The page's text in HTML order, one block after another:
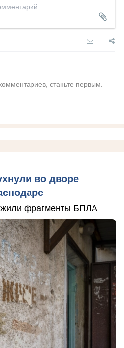
станьте первым.
во дворе
фрагменты БПЛА